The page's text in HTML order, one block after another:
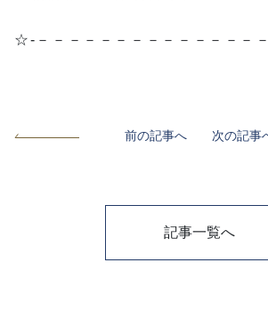
☆-－－－－－－－－－－－－－－
前の記事へ 次の記事
記事一覧へ